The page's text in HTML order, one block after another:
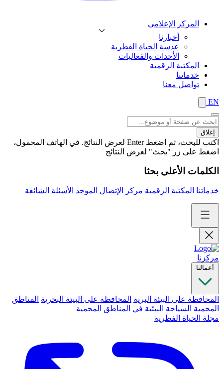
المركز الإعلامي
أخبارنا
عدسة الحياة الفطرية
الأحداث والفعاليات
المكتبة الرقمية
خدماتنا
تواصل معنا
EN
إغلاق
اكتب للبحث، ثم اضغط Enter لعرض النتائج. في الهاتف المحمول،
اضغط على زر "بحث" لعرض النتائج
الكلمات الأعلى بحثا
خدماتنا المكتبة الرقمية مركز الإتصال الموحد الأسئلة الشائعة
مركزنا
أعمالنا
المحافظة على البيئة البرية المحافظة على البيئة البحرية المناطق
المحمية السياحة البيئية في المناطق المحمية
مجلة الحياة الفطرية